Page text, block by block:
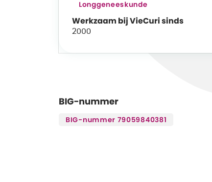
Longgeneeskunde
Werkzaam bij VieCuri sinds
2000
BIG-nummer
BIG-nummer 79059840381